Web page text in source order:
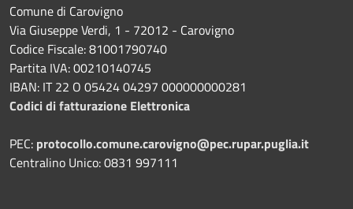
Comune di Carovigno
Via Giuseppe Verdi, 1 - 72012 - Carovigno
Codice Fiscale: 81001790740
Partita IVA: 00210140745
IBAN: IT 22 O 05424 04297 000000000281
Codici di fatturazione Elettronica
PEC: protocollo.comune.carovigno@pec.rupar.puglia.it
Centralino Unico: 0831 997111